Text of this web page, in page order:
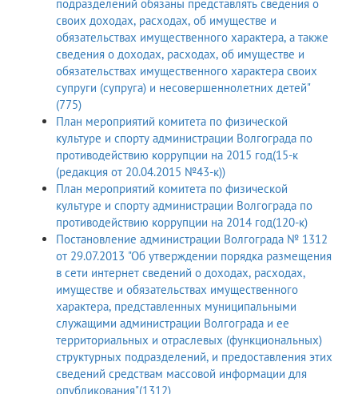
подразделений обязаны представлять сведения о
своих доходах, расходах, об имуществе и
обязательствах имущественного характера, а также
сведения о доходах, расходах, об имуществе и
обязательствах имущественного характера своих
супруги (супруга) и несовершеннолетних детей"
(775)
План мероприятий комитета по физической
культуре и спорту администрации Волгограда по
противодействию коррупции на 2015 год(15-к
(редакция от 20.04.2015 №43-к))
План мероприятий комитета по физической
культуре и спорту администрации Волгограда по
противодействию коррупции на 2014 год(120-к)
Постановление администрации Волгограда № 1312
от 29.07.2013 "Об утверждении порядка размещения
в сети интернет сведений о доходах, расходах,
имуществе и обязательствах имущественного
характера, представленных муниципальными
служащими администрации Волгограда и ее
территориальных и отраслевых (функциональных)
структурных подразделений, и предоставления этих
сведений средствам массовой информации для
опубликования"(1312)